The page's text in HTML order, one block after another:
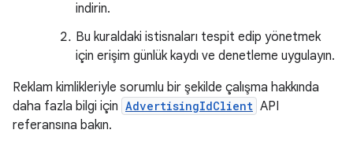
indirin.
Bu kuraldaki istisnaları tespit edip yönetmek
için erişim günlük kaydı ve denetleme uygulayın.
Reklam kimlikleriyle sorumlu bir şekilde çalışma hakkında
daha fazla bilgi için AdvertisingIdClient API
referansına bakın.